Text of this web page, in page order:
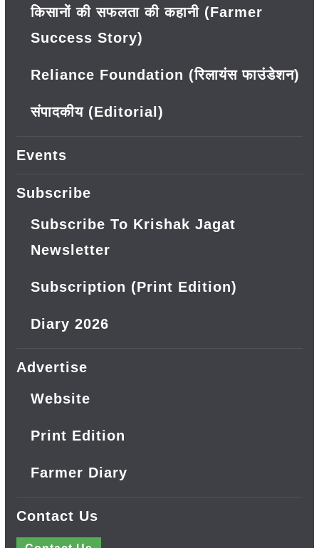
किसानों की सफलता की कहानी (Farmer
Success Story)
Reliance Foundation (रिलायंस फाउंडेशन)
संपादकीय (Editorial)
Events
Subscribe
Subscribe To Krishak Jagat
Newsletter
Subscription (Print Edition)
Diary 2026
Advertise
Website
Print Edition
Farmer Diary
Contact Us